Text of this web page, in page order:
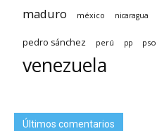
maduro méxico nicaragua
pedro sánchez perú pp
venezuela
Últimos comentarios